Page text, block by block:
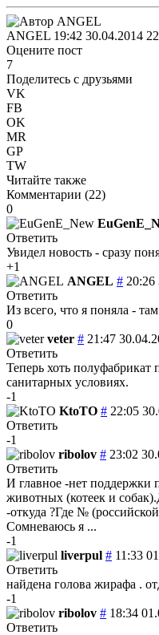
ANGEL 19:42 30.04.2014 22
Оцените пост
7
Поделитесь с друзьями
VK
FB
OK
MR
GP
TW
Читайте также
Комментарии (22)
0
Ответить
Увидел новость - сразу
+1
ANGEL # 20:26
Ответить
Из всего, что я поняла -
0
veter # 21:47
Ответить
Теперь хоть полуфабрикат
санитарных условиях.
-1
KtoTO # 22:05
Ответить
-1
ribolov # 23:02
Ответить
И главное -нет поддержки
животных (котеек и
-откуда ?Где №
Сомневаюсь я ...
-1
liverpul # 11:33
Ответить
найдена голова жирафа .
-1
ribolov # 18:34
Ответить